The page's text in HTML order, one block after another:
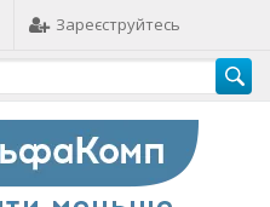
Зареєструйтесь